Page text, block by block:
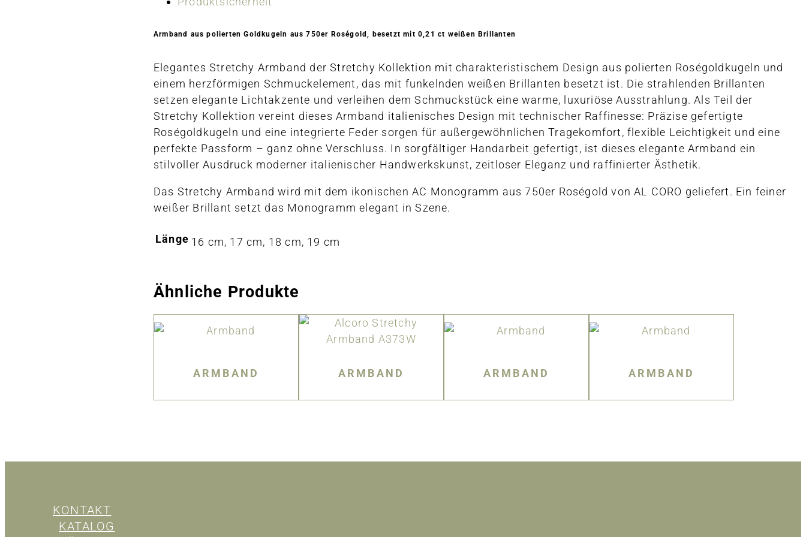
Armband aus polierten Goldkugeln aus 750er Roségold, besetzt mit 0,21 ct weißen Brillanten
Elegantes Stretchy Armband der Stretchy Kollektion mit charakteristischem Design aus polierten Roségoldkugeln und
einem herzförmigen Schmuckelement, das mit funkelnden weißen Brillanten besetzt ist. Die strahlenden Brillanten
setzen elegante Lichtakzente und verleihen dem Schmuckstück eine warme, luxuriöse Ausstrahlung. Als Teil der
Stretchy Kollektion vereint dieses Armband italienisches Design mit technischer Raffinesse: Präzise gefertigte
Roségoldkugeln und eine integrierte Feder sorgen für außergewöhnlichen Tragekomfort, flexible Leichtigkeit und eine
perfekte Passform – ganz ohne Verschluss. In sorgfältiger Handarbeit gefertigt, ist dieses elegante Armband ein
stilvoller Ausdruck moderner italienischer Handwerkskunst, zeitloser Eleganz und raffinierter Ästhetik.
Das Stretchy Armband wird mit dem ikonischen AC Monogramm aus 750er Roségold von AL CORO geliefert. Ein feiner
weißer Brillant setzt das Monogramm elegant in Szene.
Länge 16 cm, 17 cm, 18 cm, 19 cm
Ähnliche Produkte
ARMBAND ARMBAND ARMBAND ARMBAND
KONTAKT
KATALOG